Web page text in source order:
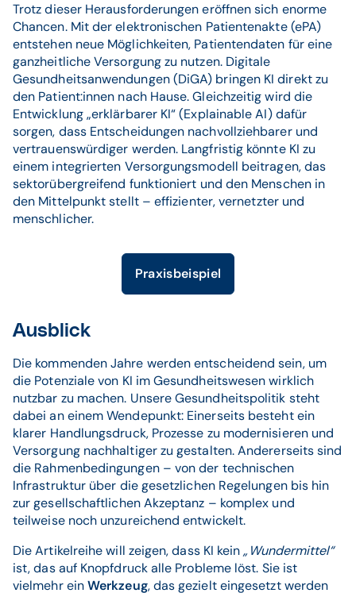
Trotz dieser Herausforderungen eröffnen sich enorme
Chancen. Mit der elektronischen Patientenakte (ePA)
entstehen neue Möglichkeiten, Patientendaten für eine
ganzheitliche Versorgung zu nutzen. Digitale
Gesundheitsanwendungen (DiGA) bringen KI direkt zu
den Patient:innen nach Hause. Gleichzeitig wird die
Entwicklung „erklärbarer KI“ (Explainable AI) dafür
sorgen, dass Entscheidungen nachvollziehbarer und
vertrauenswürdiger werden. Langfristig könnte KI zu
einem integrierten Versorgungsmodell beitragen, das
sektorübergreifend funktioniert und den Menschen in
den Mittelpunkt stellt – effizienter, vernetzter und
menschlicher.
Praxisbeispiel
Ausblick
Die kommenden Jahre werden entscheidend sein, um
die Potenziale von KI im Gesundheitswesen wirklich
nutzbar zu machen. Unsere Gesundheitspolitik steht
dabei an einem Wendepunkt: Einerseits besteht ein
klarer Handlungsdruck, Prozesse zu modernisieren und
Versorgung nachhaltiger zu gestalten. Andererseits sind
die Rahmenbedingungen – von der technischen
Infrastruktur über die gesetzlichen Regelungen bis hin
zur gesellschaftlichen Akzeptanz – komplex und
teilweise noch unzureichend entwickelt.
Die Artikelreihe will zeigen, dass KI kein„Wundermittel“
ist, das auf Knopfdruck alle Probleme löst. Sie ist
vielmehr einWerkzeug, das gezielt eingesetzt werden